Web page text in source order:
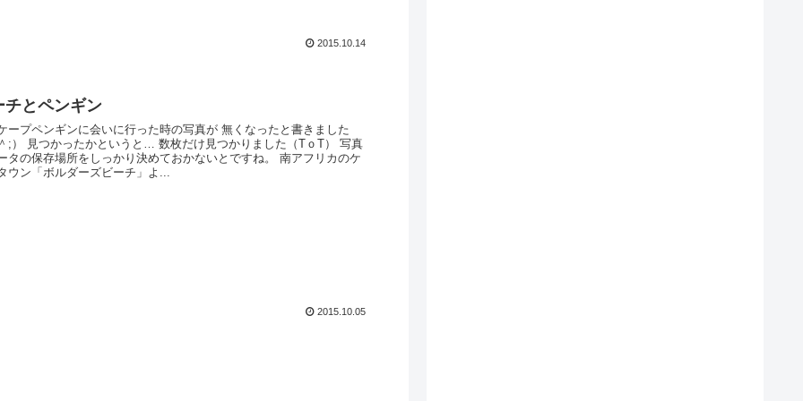
2015.10.14
チとペンギン
ープペンギンに会いに行った時の写真が 無くなったと書きました
;） 見つかったかというと… 数枚だけ見つかりました（TｏT） 写真
タの保存場所をしっかり決めておかないとですね。 南アフリカのケ
ウン「ボルダーズビーチ」よ...
2015.10.05